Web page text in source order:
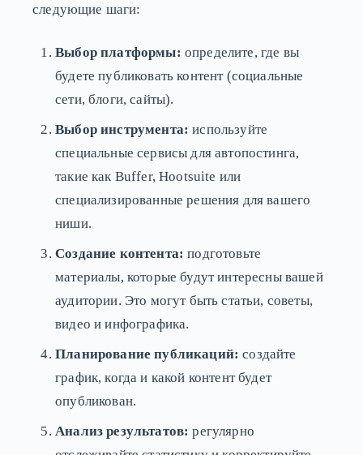
следующие шаги:
Выбор платформы: определите, где вы
будете публиковать контент (социальные
сети, блоги, сайты).
Выбор инструмента: используйте
специальные сервисы для автопостинга,
такие как Buffer, Hootsuite или
специализированные решения для вашего
ниши.
Создание контента: подготовьте
материалы, которые будут интересны вашей
аудитории. Это могут быть статьи, советы,
видео и инфографика.
Планирование публикаций: создайте
график, когда и какой контент будет
опубликован.
Анализ результатов: регулярно